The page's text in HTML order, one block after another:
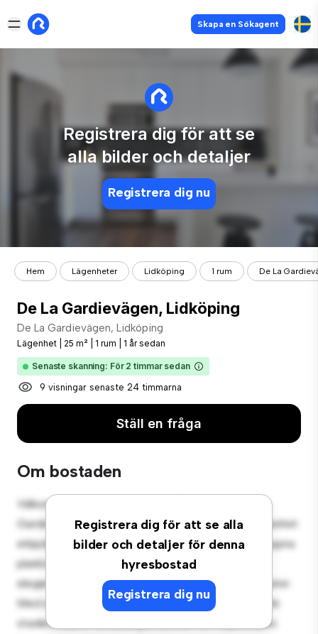
Skapa en Sökagent
Registrera dig för att se
alla bilder och detaljer
Registrera dig nu
Hem Lägenheter Lidköping 1 rum De La
De La Gardievägen, Lidköping
De La Gardievägen, Lidköping
Lägenhet 25 m² 1 rum 1 år sedan
Senaste skanning: För 2 timmar sedan
9 visningar senaste 24 timmarna
Ställ en fråga
Om bostaden
Registrera dig för att se alla
bilder och detaljer för denna
hyresbostad
Registrera dig nu
Välkommen till ditt nya urbana tillflyktsort på De La
Gardievägen, Lidköping! Denna moderna 1-rumslägenhet
erbjuder ett elegant och mysigt vardagsrum. Den öppna
planlösningen är perfekt för underhållning, och det
eleganta köket är utrustat med förstklassiga apparater.
Med sitt utmärkta läge ligger du bara några steg från
stadens bästa restauranger, butiker och nöjesställen.